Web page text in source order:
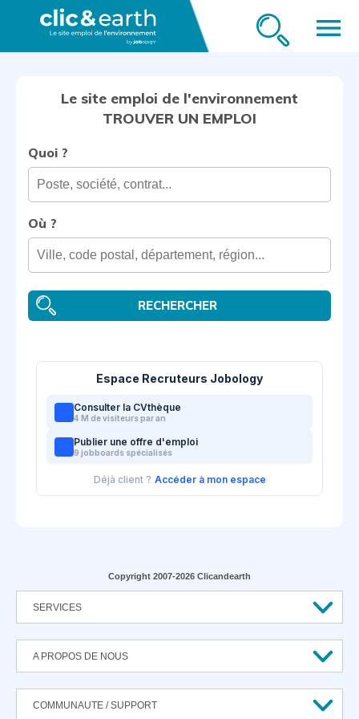
menu
Le site emploi de l'environnement
TROUVER UN EMPLOI
Quoi ?
Où ?
RECHERCHER
Espace Recruteurs Jobology
Consulter la CVthèque
4 M de visiteurs par an
Publier une offre d'emploi
9 jobboards spécialisés
Déjà client ? Accéder à mon espace
Copyright 2007-2026 Clicandearth
SERVICES
A PROPOS DE NOUS
COMMUNAUTE / SUPPORT